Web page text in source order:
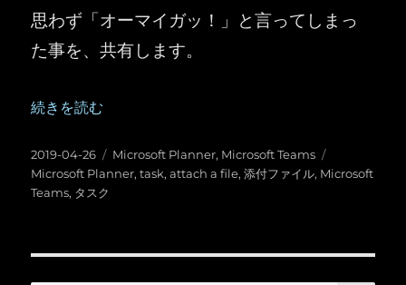
思わず「オーマイガッ！」と言ってしまっ
た事を、共有します。
“Microsoft Planner ： タスクに自分のPC内のファイルを
続きを読む
投
稿
日:
2019-04-26
カ
テ
Microsoft Planner, Microsoft Teams
グ
Microsoft Planner,task,attach a file,添付ファイル, Microsoft
Teams, タスク